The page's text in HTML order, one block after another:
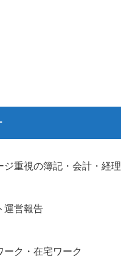
ジ重視の簿記・会計・経理
運営報告
ーク・在宅ワーク